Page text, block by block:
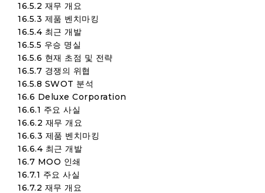
16.5.2 재무 개요
16.5.3 제품 벤치마킹
16.5.4 최근 개발
16.5.5 우승 명실
16.5.6 현재 초점 및 전략
16.5.7 경쟁의 위협
16.5.8 SWOT 분석
16.6 Deluxe Corporation
16.6.1 주요 사실
16.6.2 재무 개요
16.6.3 제품 벤치마킹
16.6.4 최근 개발
16.7 MOO 인쇄
16.7.1 주요 사실
16.7.2 재무 개요